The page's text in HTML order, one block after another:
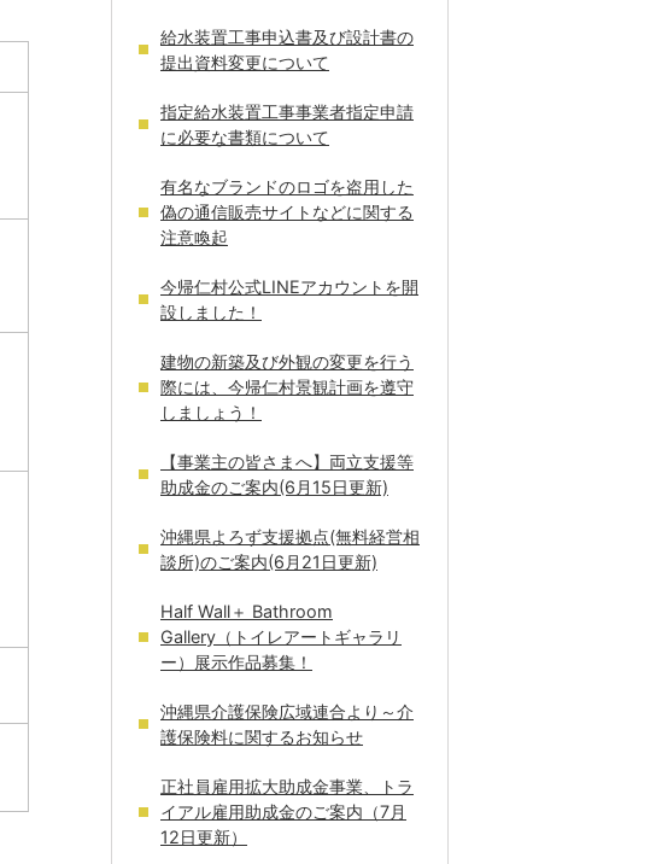
給水装置工事申込書及び設計書の
提出資料変更について
指定給水装置工事事業者指定申請
に必要な書類について
有名なブランドのロゴを盗用した
偽の通信販売サイトなどに関する
注意喚起
今帰仁村公式LINEアカウントを開
設しました！
建物の新築及び外観の変更を行う
際には、今帰仁村景観計画を遵守
しましょう！
【事業主の皆さまへ】両立支援等
助成金のご案内(6月15日更新)
沖縄県よろず支援拠点(無料経営相
談所)のご案内(6月21日更新)
Half Wall＋ Bathroom
Gallery（トイレアートギャラリ
ー）展示作品募集！
沖縄県介護保険広域連合より～介
護保険料に関するお知らせ
正社員雇用拡大助成金事業、トラ
イアル雇用助成金のご案内（7月
12日更新）